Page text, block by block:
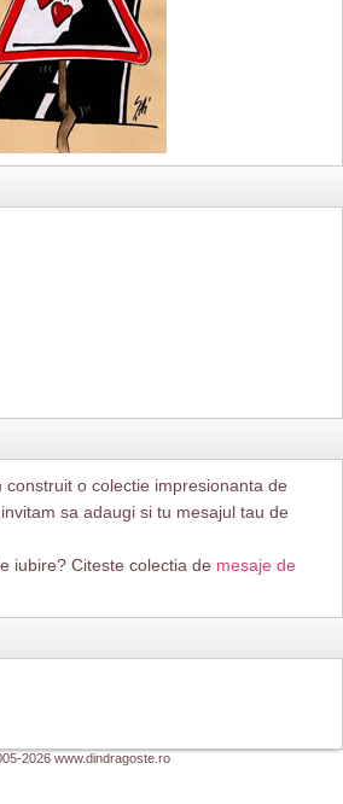
construit o colectie impresionanta de
invitam sa adaugi si tu mesajul tau de
iubire? Citeste colectia de mesaje de
2026 www.dindragoste.ro